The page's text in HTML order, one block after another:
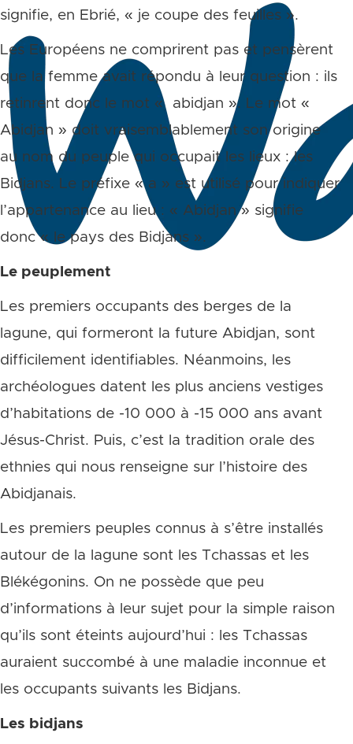
signifie, en Ebrié, « je coupe des feuilles ».
Les Européens ne comprirent pas et pensèrent
que la femme avait répondu à leur question : ils
retinrent donc le mot « abidjan ». Le mot «
Abidjan » doit vraisemblablement son origine
au nom du peuple qui occupait les lieux : les
Bidjans. Le préfixe « a » est utilisé pour indiquer
l’appartenance au lieu : « Abidjan » signifie
donc « le pays des Bidjans ».
Le peuplement
Les premiers occupants des berges de la
lagune, qui formeront la future Abidjan, sont
difficilement identifiables. Néanmoins, les
archéologues datent les plus anciens vestiges
d’habitations de -10 000 à -15 000 ans avant
Jésus-Christ. Puis, c’est la tradition orale des
ethnies qui nous renseigne sur l’histoire des
Abidjanais.
Les premiers peuples connus à s’être installés
autour de la lagune sont les Tchassas et les
Blékégonins. On ne possède que peu
d’informations à leur sujet pour la simple raison
qu’ils sont éteints aujourd’hui : les Tchassas
auraient succombé à une maladie inconnue et
les occupants suivants les Bidjans.
Les bidjans